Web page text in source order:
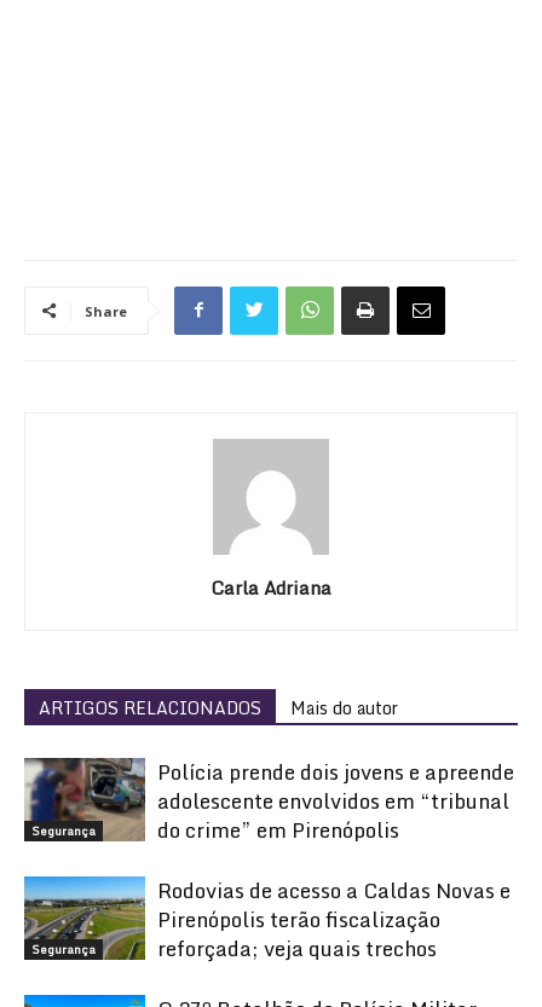
Share
Carla Adriana
ARTIGOS RELACIONADOS Mais do autor
Segurança
Polícia prende dois jovens e apreende
adolescente envolvidos em “tribunal
do crime” em Pirenópolis
Segurança
Rodovias de acesso a Caldas Novas e
Pirenópolis terão fiscalização
reforçada; veja quais trechos